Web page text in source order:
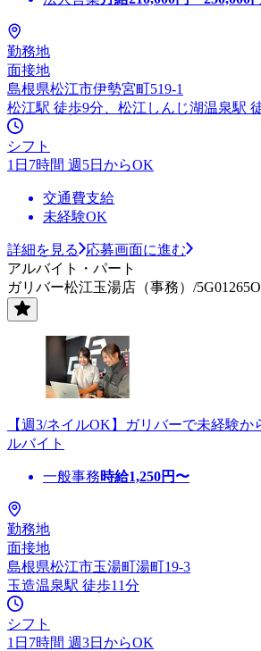
勤務地
面接地
島根県松江市伊勢宮町519-1
松江駅 徒歩9分、松江しんじ湖温泉駅
シフト
1日7時間 週5日からOK
交通費支給
未経験OK
詳細を見る
応募画面に進む
アルバイト・パート
ガリバー松江玉湯店（事務）/5G01265O
【週3/ネイルOK】ガリバーで未経験
ルバイト
一般事務時給1,250円〜
勤務地
面接地
島根県松江市玉湯町湯町19-3
玉造温泉駅 徒歩11分
シフト
1日7時間 週3日からOK